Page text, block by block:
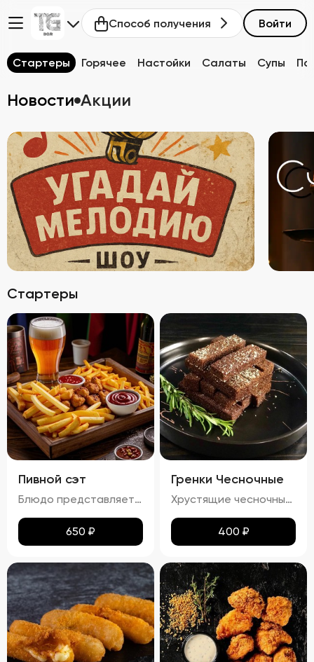
Способ получения Войти
Стартеры Горячее Настойки Салаты Супы
Новости Акции
Стартеры
Пивной сэт
Блюдо представляет собой гармоничный набор закусок к пиву, включающий картофель фри, картофельные дольки, куриные наггетсы и сырные палочки. Все продукты имеют равномерную золотистую корочку без признаков пережарки. Вкус и аромат блюд натуральные, без посторонних привкусов и запахов. Картофель и гренки умеренно посолены, а наггетсы и сырные палочки остаются сочными внутри. Консистенция картофеля фри и долек мягкая внутри и хрустящая снаружи, наггетсы и сырные палочки – нежные и сочные внутри, с хрустящей корочкой.
650 ₽
Гренки Чесночные
Хрустящие чесночные гренки – это идеальное сочетание золотистой корочки и нежного аромата чеснока. Каждый кусочек пропитан легким масляным налетом, который подчеркивает насыщенный вкус обжаренного хлеба. Сливочный соус добавляет блюду особую мягкость и кремовую текстуру, а пряности создают изысканное послевкусие. Эти гренки станут отличным дополнением к любому блюду!
400 ₽